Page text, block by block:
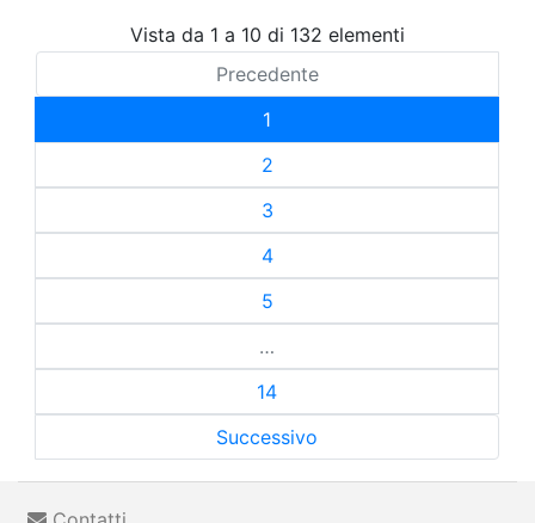
Vista da 1 a 10 di 132 elementi
Precedente
1
2
3
4
5
…
14
Successivo